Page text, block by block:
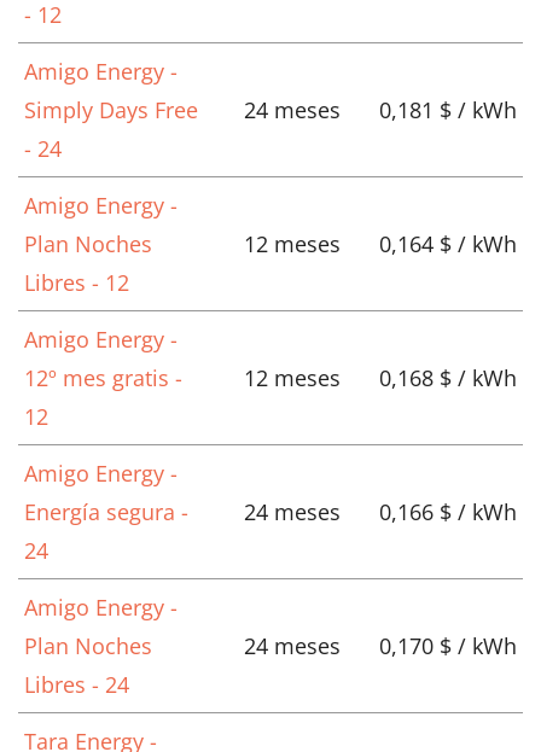
- 12
Amigo Energy -
Simply Days Free
- 24
24 meses 0,181 $ / kWh
Amigo Energy -
Plan Noches
Libres - 12
12 meses 0,164 $ / kWh
Amigo Energy -
12º mes gratis -
12
12 meses 0,168 $ / kWh
Amigo Energy -
Energía segura -
24
24 meses 0,166 $ / kWh
Amigo Energy -
Plan Noches
Libres - 24
24 meses 0,170 $ / kWh
Tara Energy -